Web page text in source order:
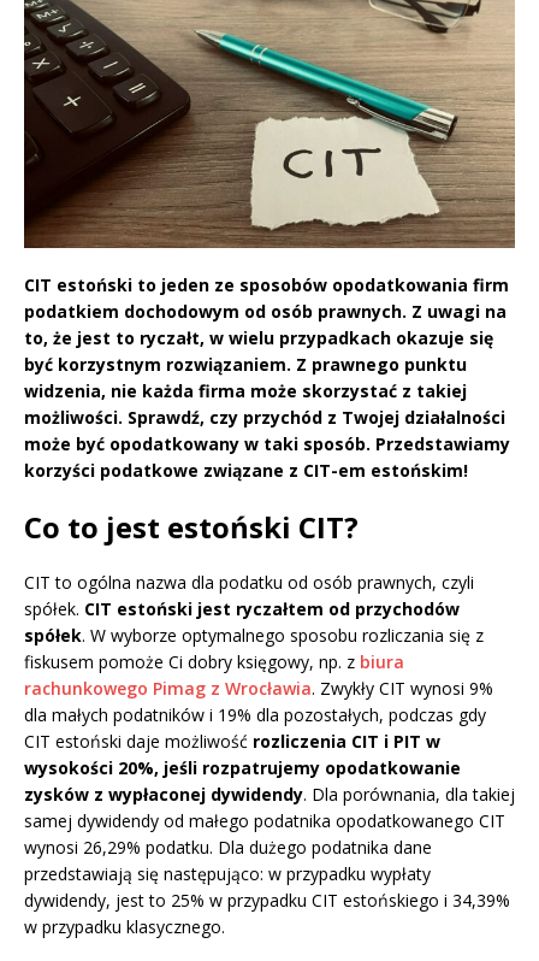
CIT estoński to jeden ze sposobów opodatkowania firm
podatkiem dochodowym od osób prawnych. Z uwagi na
to, że jest to ryczałt, w wielu przypadkach okazuje się
być korzystnym rozwiązaniem. Z prawnego punktu
widzenia, nie każda firma może skorzystać z takiej
możliwości. Sprawdź, czy przychód z Twojej działalności
może być opodatkowany w taki sposób. Przedstawiamy
korzyści podatkowe związane z CIT-em estońskim!
Co to jest estoński CIT?
CIT to ogólna nazwa dla podatku od osób prawnych, czyli
spółek. CIT estoński jest ryczałtem od przychodów
spółek. W wyborze optymalnego sposobu rozliczania się z
fiskusem pomoże Ci dobry księgowy, np. z biura
rachunkowego Pimag z Wrocławia. Zwykły CIT wynosi 9%
dla małych podatników i 19% dla pozostałych, podczas gdy
CIT estoński daje możliwość rozliczenia CIT i PIT w
wysokości 20%, jeśli rozpatrujemy opodatkowanie
zysków z wypłaconej dywidendy. Dla porównania, dla takiej
samej dywidendy od małego podatnika opodatkowanego CIT
wynosi 26,29% podatku. Dla dużego podatnika dane
przedstawiają się następująco: w przypadku wypłaty
dywidendy, jest to 25% w przypadku CIT estońskiego i 34,39%
w przypadku klasycznego.